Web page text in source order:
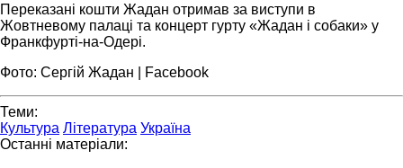
Переказані кошти Жадан отримав за виступи в
Жовтневому палаці та концерт гурту «Жадан і собаки» у
Франкфурті-на-Одері.
Фото: Сергій Жадан | Facebook
Теми:
Культура Література Україна
Останні матеріали: